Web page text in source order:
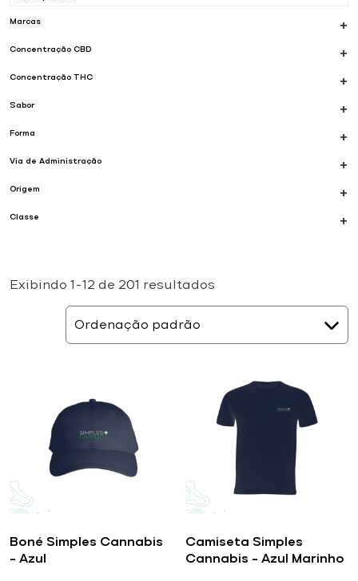
Marcas +
Concentração CBD +
Concentração THC +
Sabor +
Forma +
Via de Administração +
Origem +
Classe +
Exibindo 1–12 de 201 resultados
Boné Simples Cannabis
– Azul
Camiseta Simples
Cannabis – Azul Marinho